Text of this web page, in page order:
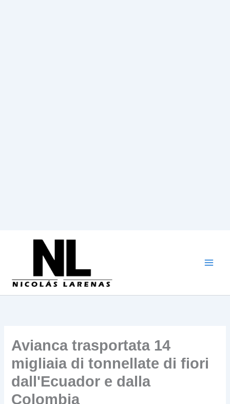
Avianca trasportata 14
migliaia di tonnellate di fiori
dall'Ecuador e dalla
Colombia